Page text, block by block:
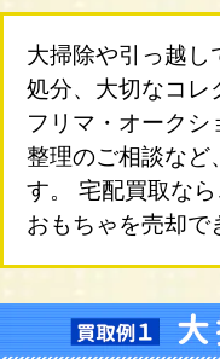
大掃除や引っ越し
処分、大切なコレ
フリマ・オーク
整理のご相談など
す。 宅配買取な
おもちゃを売却で